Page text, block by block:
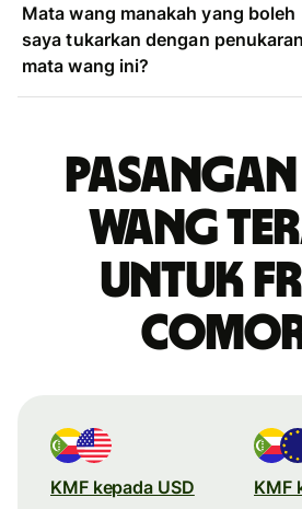
Mata wang manakah yang boleh
saya tukarkan dengan penukaran
mata wang ini?
wang
untuk
KMF kepada USD KMF